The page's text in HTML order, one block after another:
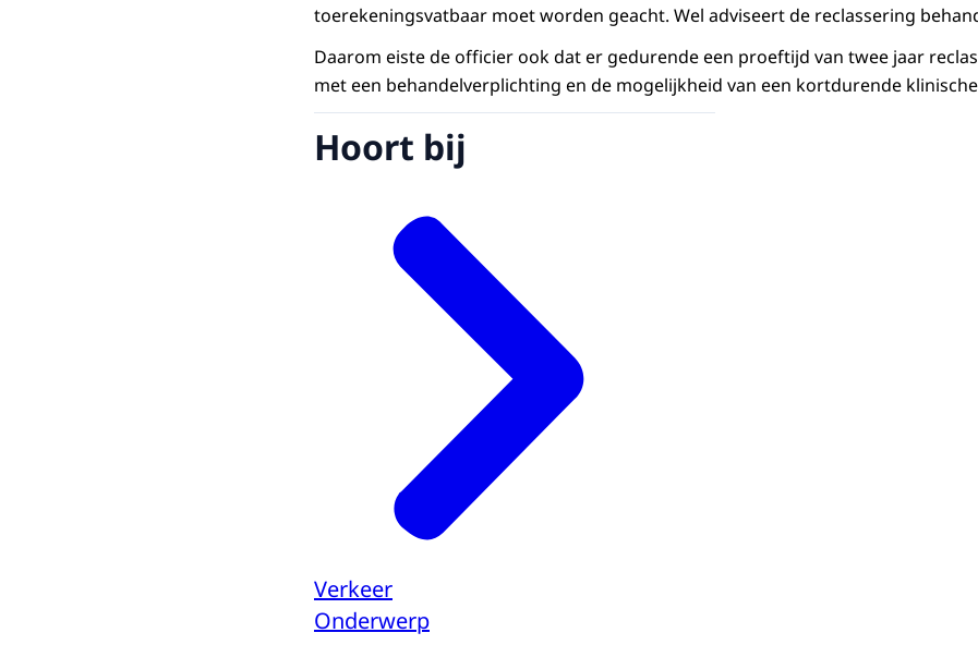
toerekeningsvatbaar moet worden geacht. Wel adviseert de reclassering
Daarom eiste de officier ook dat er gedurende een proeftijd van twee jaar
met een behandelverplichting en de mogelijkheid van een kortdurende
Hoort bij
Verkeer
Onderwerp